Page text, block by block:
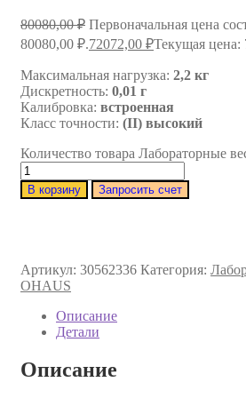
80080,00₽ Первоначальная цена
80080,00 ₽.72072,00 ₽Текущая цена:
Максимальная нагрузка: 2,2 кг
Дискретность: 0,01 г
Калибровка: встроенная
Класс точности: (II) высокий
Количество товара Лабораторные
В корзину Запросить счет
Артикул: 30562336 Категория:
OHAUS
Описание
Детали
Описание